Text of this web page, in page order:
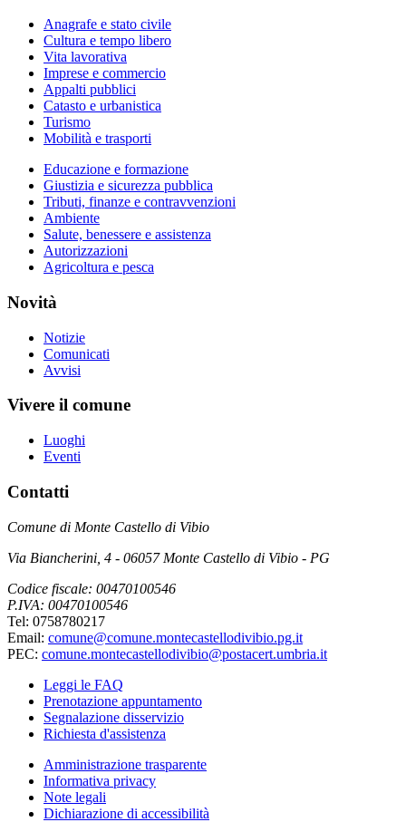
Anagrafe e stato civile
Cultura e tempo libero
Vita lavorativa
Imprese e commercio
Appalti pubblici
Catasto e urbanistica
Turismo
Mobilità e trasporti
Educazione e formazione
Giustizia e sicurezza pubblica
Tributi, finanze e contravvenzioni
Ambiente
Salute, benessere e assistenza
Autorizzazioni
Agricoltura e pesca
Novità
Notizie
Comunicati
Avvisi
Vivere il comune
Luoghi
Eventi
Contatti
Comune di Monte Castello di Vibio
Via Biancherini, 4 - 06057 Monte Castello di Vibio - PG
Codice fiscale: 00470100546
P.IVA: 00470100546
Tel: 0758780217
Email: comune@comune.montecastellodivibio.pg.it
PEC: comune.montecastellodivibio@postacert.umbria.it
Leggi le FAQ
Prenotazione appuntamento
Segnalazione disservizio
Richiesta d'assistenza
Amministrazione trasparente
Informativa privacy
Note legali
Dichiarazione di accessibilità